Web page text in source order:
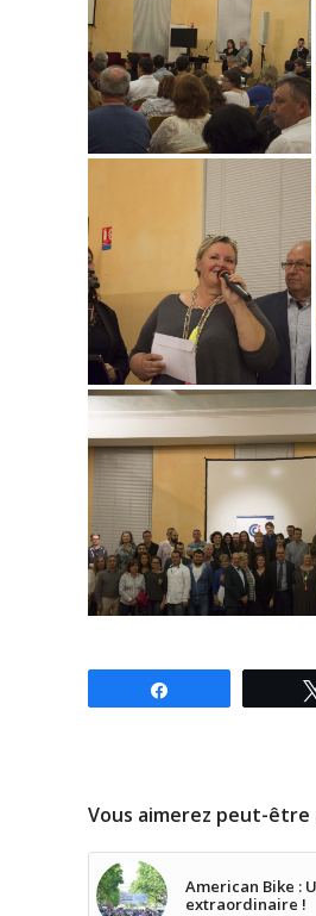
Vous aimerez peut-être
American Bike :
extraordinaire !